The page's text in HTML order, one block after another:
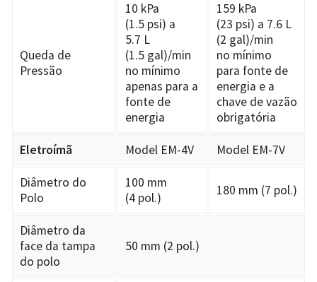
Queda de
Pressão
10 kPa
(1.5 psi) a
5.7 L
(1.5 gal)/min
no mínimo
apenas para a
fonte de
energia
159 kPa
(23 psi) a 7.6 L
(2 gal)/min
no mínimo
para fonte de
energia e a
chave de vazão
obrigatória
Eletroímã Model EM-4V Model EM-7V
Diâmetro do
Polo
100 mm
(4 pol.)
180 mm (7 pol.)
Diâmetro da
face da tampa
do polo
50 mm (2 pol.)